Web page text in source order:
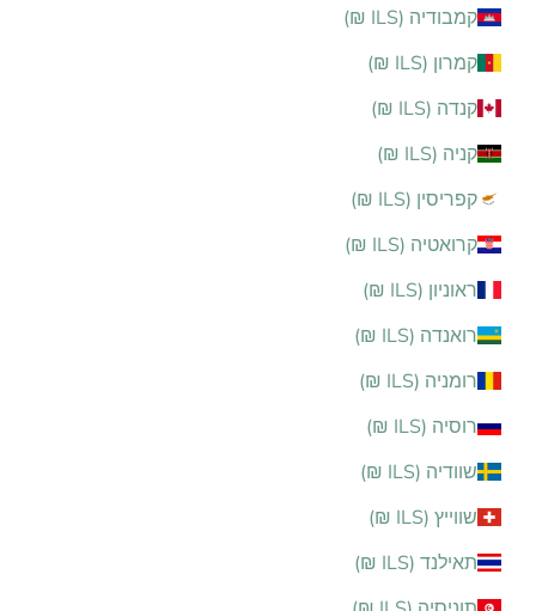
קמבודיה (ILS ₪)
קמרון (ILS ₪)
קנדה (ILS ₪)
קניה (ILS ₪)
קפריסין (ILS ₪)
קרואטיה (ILS ₪)
ראוניון (ILS ₪)
רואנדה (ILS ₪)
רומניה (ILS ₪)
רוסיה (ILS ₪)
שוודיה (ILS ₪)
שווייץ (ILS ₪)
תאילנד (ILS ₪)